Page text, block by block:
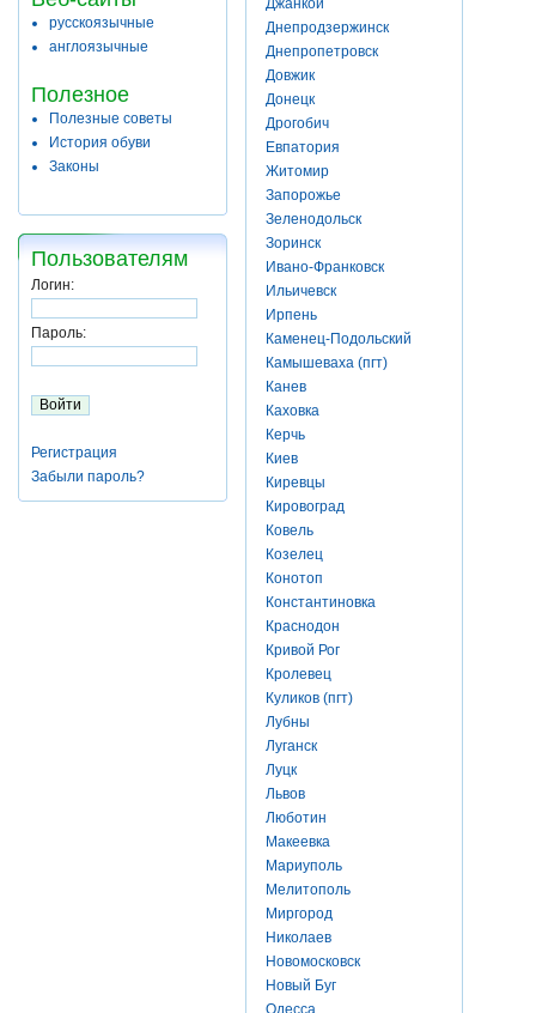
русскоязычные
англоязычные
Полезное
Полезные советы
История обуви
Законы
Пользователям
Логин:
Пароль:
Регистрация
Забыли пароль?
Джанкой
Днепродзержинск
Днепропетровск
Довжик
Донецк
Дрогобич
Евпатория
Житомир
Запорожье
Зеленодольск
Зоринск
Ивано-Франковск
Ильичевск
Ирпень
Каменец-Подольский
Камышеваха (пгт)
Канев
Каховка
Керчь
Киев
Киревцы
Кировоград
Ковель
Козелец
Конотоп
Константиновка
Краснодон
Кривой Рог
Кролевец
Куликов (пгт)
Лубны
Луганск
Луцк
Львов
Люботин
Макеевка
Мариуполь
Мелитополь
Миргород
Николаев
Новомосковск
Новый Буг
Одесса